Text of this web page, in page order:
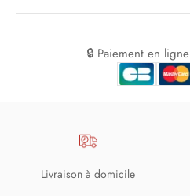
🔒 Paiement en
Livraison à domicile